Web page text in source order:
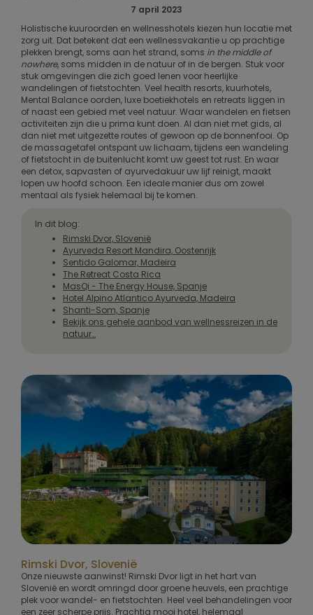
7 april 2023
Holistische kuuroorden en wellnesshotels kiezen hun locatie met
zorg uit. Dat betekent dat een wellnessvakantie u op prachtige
plekken brengt, soms aan het strand, soms in the middle of
nowhere, soms midden in de natuur of in de bergen. Stuk voor
stuk omgevingen die zich goed lenen voor heerlijke
wandelingen of fietstochten. Veel health resorts, kuurhotels,
Mental Balance oorden, luxe boetiekhotels en retreats liggen in
of naast een gebied met veel natuur. Waar wandelen en fietsen
activiteiten zijn die u prima kunt doen. Al dan niet met gids, al
dan niet met uitgezette routes of gewoon op de bonnenfooi. Op
de massagetafel ontspant uw lichaam, tijdens een wandeling
of fietstocht in de buitenlucht komt uw geest tot rust. En waar
een detox, sapvasten of ayurvedakuur uw lijf reinigt, maakt
lopen uw hoofd schoon. Een ideale manier dus om zowel
mentaal als fysiek helemaal bij te komen.
In dit blog:
Rimski Dvor, Slovenië
Ayurveda Resort Mandira, Oostenrijk
Sentido Galomar, Madeira
The Retreat Costa Rica
MasQi - The Energy House, Spanje
Hotel Alpino Atlantico Ayurveda, Madeira
Shanti-Som, Spanje
Bekijk ons gehele aanbod van wellnessreizen in de
natuur…
Rimski Dvor, Slovenië
Onze nieuwste aanwinst! Rimski Dvor ligt in het hart van
Slovenië en wordt omringd door groene heuvels, een prachtige
plek voor wandel- en fietstochten. Heel veel behandelingen voor
een zeer scherpe prijs. Prachtig mooi hotel, helemaal